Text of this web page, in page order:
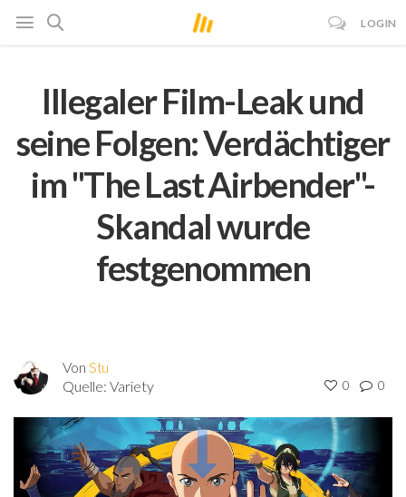
LOGIN
Illegaler Film-Leak und
seine Folgen: Verdächtiger
im "The Last Airbender"-
Skandal wurde
festgenommen
Von Stu
Quelle: Variety 0 0